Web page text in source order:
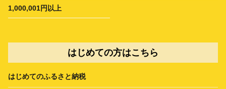
1,000,001円以上
はじめての方はこちら
はじめてのふるさと納税